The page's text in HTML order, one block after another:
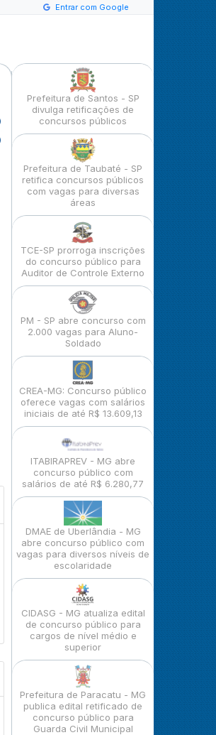
Entrar com Google
Prefeitura de Santos - SP
divulga retificações de
concursos públicos
Prefeitura de Taubaté - SP
retifica concursos públicos
com vagas para diversas
áreas
TCE-SP prorroga inscrições
do concurso público para
Auditor de Controle Externo
PM - SP abre concurso com
2.000 vagas para Aluno-
Soldado
CREA-MG: Concurso público
oferece vagas com salários
iniciais de até R$ 13.609,13
ITABIRAPREV - MG abre
concurso público com
salários de até R$ 6.280,77
DMAE de Uberlândia - MG
abre concurso público com
vagas para diversos níveis de
escolaridade
CIDASG - MG atualiza edital
de concurso público para
cargos de nível médio e
superior
Prefeitura de Paracatu - MG
publica edital retificado de
concurso público para
Guarda Civil Municipal